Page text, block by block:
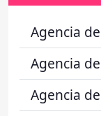
Agencia
Agencia
Agencia